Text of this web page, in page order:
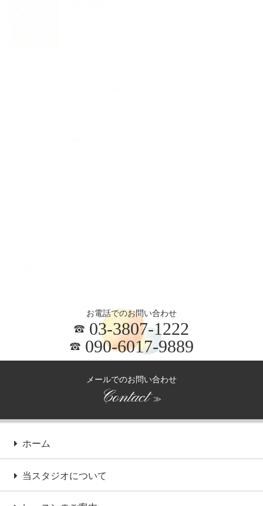
お電話でのお問い合わせ
03-3807-1222
090-6017-9889
メールでのお問い合わせ
Contact≫
ホーム
当スタジオについて